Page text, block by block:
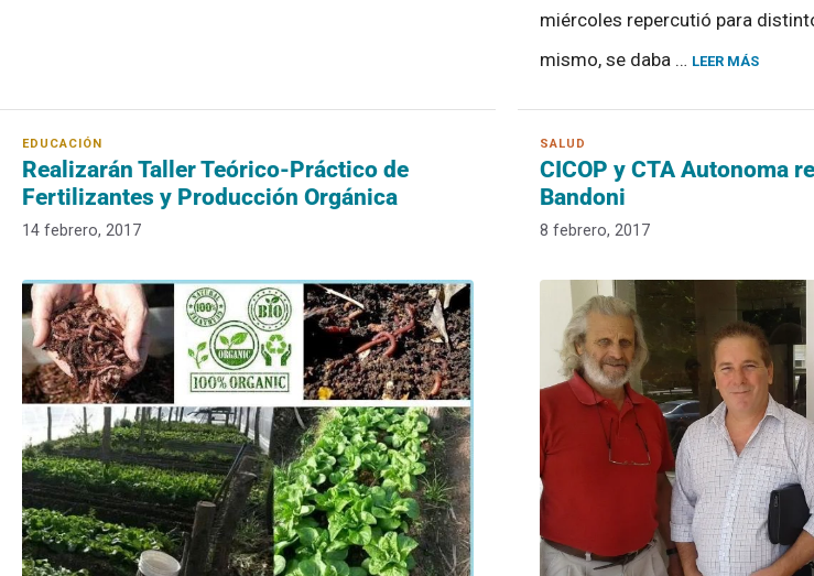
miércoles repercutió para
mismo, se daba … LEER MÁS
Realizarán Taller Teórico-Práctico de
Fertilizantes y Producción Orgánica
14 febrero, 2017
CICOP y CTA Autonoma
Bandoni
8 febrero, 2017